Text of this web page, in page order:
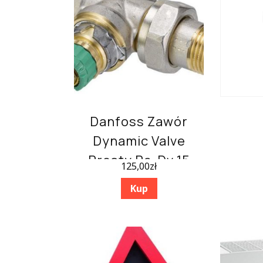
Danfoss Zawór
Dynamic Valve
Prosty Ra-Dv 15
(013G7714)
125,00zł
Kup